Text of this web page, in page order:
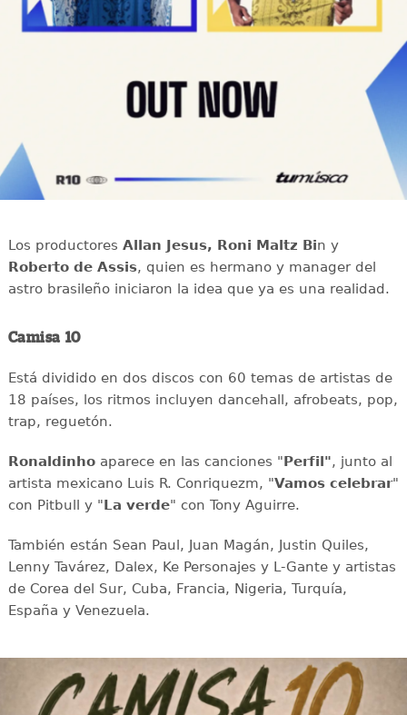
Los productores Allan Jesus, Roni Maltz Bin y
Roberto de Assis, quien es hermano y manager del
astro brasileño iniciaron la idea que ya es una realidad.
Camisa 10
Está dividido en dos discos con 60 temas de artistas de
18 países, los ritmos incluyen dancehall, afrobeats, pop,
trap, reguetón.
Ronaldinhoaparece en las canciones " Perfil", junto al
artista mexicano Luis R. Conriquezm, "Vamos celebrar"
con Pitbull y " La verde" con Tony Aguirre.
También están Sean Paul, Juan Magán, Justin Quiles,
Lenny Tavárez, Dalex, Ke Personajes y L-Gante y artistas
de Corea del Sur, Cuba, Francia, Nigeria, Turquía,
España y Venezuela.